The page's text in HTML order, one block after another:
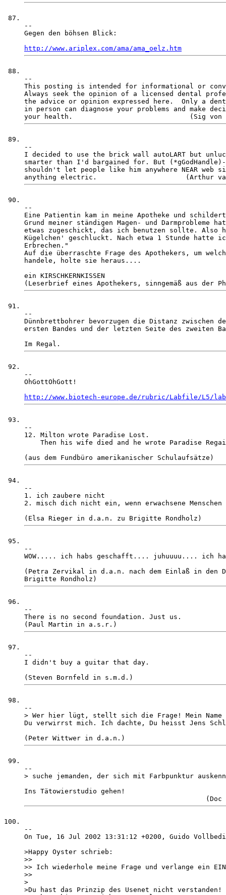
--
Gegen den böhsen Blick:
http://www.ariplex.com/ama/ama_oelz.htm
--
This posting is intended for informational or
Always seek the opinion of a licensed dental
the advice or opinion expressed here.  Only a
in person can diagnose your problems and make
--
I decided to use the brick wall autoLART but
smarter than I'd bargained for. But
shouldn't let people like him anywhere NEAR web
--
Eine Patientin kam in meine Apotheke und
Grund meiner ständigen Magen- und Darmprobleme
etwas zugeschickt, das ich benutzen sollte. Also
Kügelchen' geschluckt. Nach etwa 1 Stunde hatte
Erbrechen."
Auf die überraschte Frage des Apothekers, um
handele, holte sie heraus....
ein KIRSCHKERNKISSEN
--
Dünnbrettbohrer bevorzugen die Distanz zwischen
ersten Bandes und der letzten Seite des zweiten
--
OhGottOhGott!
http://www.biotech-europe.de/rubric/Labfile/L5/
--
12. Milton wrote Paradise Lost.
Then his wife died and he wrote Paradise
--
1. ich zaubere nicht
2. misch dich nicht ein, wenn erwachsene
--
WOW..... ich habs geschafft.... juhuuuu.... ich
(Petra Zervikal in d.a.n. nach dem Einlaß in
--
There is no second foundation. Just us.
--
I didn't buy a guitar that day.
--
> Wer hier lügt, stellt sich die Frage! Mein
Du verwirrst mich. Ich dachte, Du heisst Jens
--
> suche jemanden, der sich mit Farbpunktur
Ins Tätowierstudio
--
On Tue, 16 Jul 2002 13:31:12 +0200, Guido
>Happy Oyster schrieb:
>>
>> Ich wiederhole meine Frage und verlange ein
>>
>
>Du hast das Prinzip des Usenet nicht verstanden!